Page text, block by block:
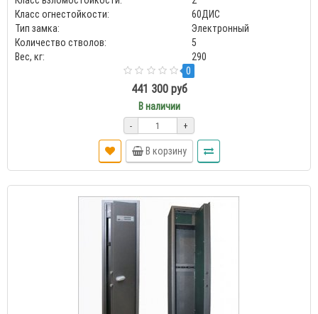
Класс огнестойкости:
60ДИС
Тип замка:
Электронный
Количество стволов:
5
Вес, кг:
290
0
441 300 руб
В наличии
- +
В корзину